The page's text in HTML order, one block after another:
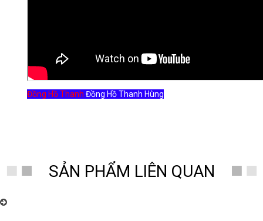
Đồng Hồ Thanh Đồng Hồ Thanh Hùng
SẢN PHẨM LIÊN QUAN